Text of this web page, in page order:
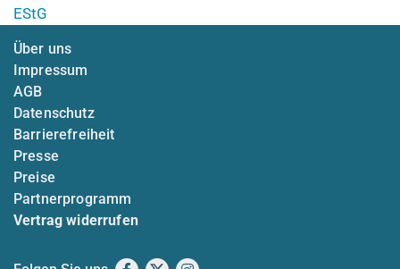
EStG
Über uns
Impressum
AGB
Datenschutz
Barrierefreiheit
Presse
Preise
Partnerprogramm
Vertrag widerrufen